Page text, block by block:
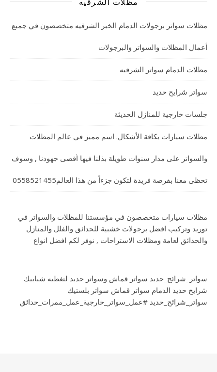
مظلات سواتر برجولات الدمام الخبر الشرقيه متخصصون في جميع
أعمال المظلات والسواتر والبرجولات
مظلات الدمام سواتر الشرقيه
سواتر شرايح حديد
جلسات خارجية للمنازل الحديثة
مظلات سيارات بكافة الأشكال. اسم مميز في عالم المظلات
والسواتر على مدار سنوات طويلة بذلنا فيها أقصى جهودنا , وسوف
تحظى معنا بفرصة فريدة لتكون جزءاً من هذا العالم0558521455
مظلات سيارات متخصصون في مؤسستنا للمظلات والسواتر في
توريد وتركيب افضل برجولات خشبية للحدائق والفلل والمنازل
والحدائق لعامة ومظلات الاستراحات , نوفر لكم افضل انواع
سواتر_شرائح_حديد سواتر قماش وسواتر حديد لتغطيه شبابيك
شرايح حديد الدمام سواتر قماش سواتر بلستيك
سواتر_شرائح_حديد #عمل_سواتر_خارجية_عمل_ممرات_حدائق